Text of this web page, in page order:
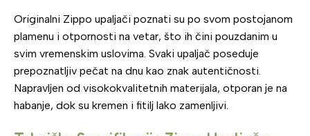
Originalni Zippo upaljači poznati su po svom postojanom
plamenu i otpornosti na vetar, što ih čini pouzdanim u
svim vremenskim uslovima. Svaki upaljač poseduje
prepoznatljiv pečat na dnu kao znak autentičnosti.
Napravljen od visokokvalitetnih materijala, otporan je na
habanje, dok su kremen i fitilj lako zamenljivi.